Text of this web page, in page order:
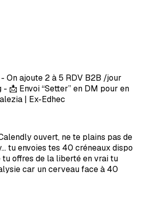
On ajoute 2 à 5 RDV B2B /jour
📩 Envoi “Setter” en DM pour en
| Ex-Edhec
ouvert, ne te plains pas de
tu envoies tes 40 créneaux dispo
tu offres de la liberté en vrai tu
car un cerveau face à 40